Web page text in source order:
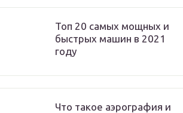
Топ 20 самых мощных и
быстрых машин в 2021
году
Что такое аэрография и